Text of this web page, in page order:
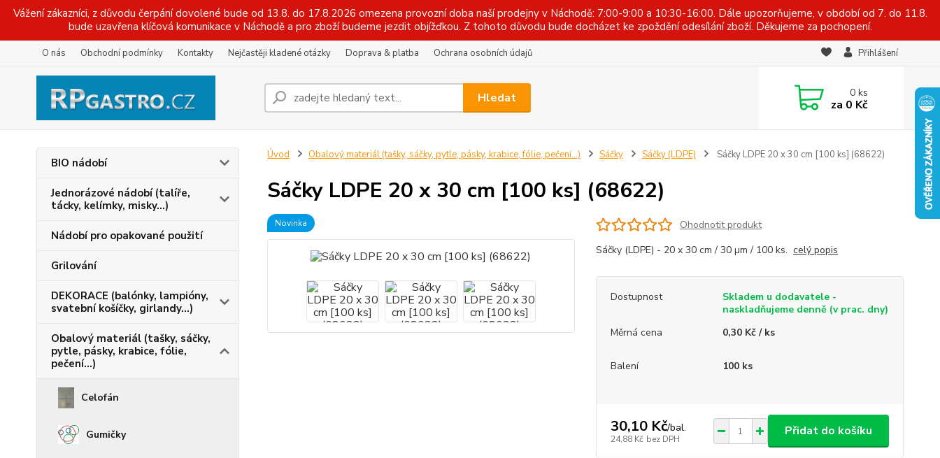
Vážení zákazníci, z důvodu čerpání dovolené bude od 13.8. do 17.8.2026 omezena provozní doba naší prodejny v Náchodě: 7:00-9:00 a 10:30-16:00. Dále upozorňujeme, v období od 7. do 11.8.
bude uzavřena klíčová komunikace v Náchodě a pro zboží budeme jezdit objížďkou. Z tohoto důvodu bude docházet ke zpoždění odesílání zboží. Děkujeme za pochopení.
O nás Obchodní podmínky Kontakty Nejčastěji kladené otázky Doprava & platba Ochrana osobních údajů Přihlášení
Hledat 0ks
za 0 Kč
BIO nádobí
Jednorázové nádobí (talíře,
tácky, kelímky, misky...)
Nádobí pro opakované použití
Grilování
DEKORACE (balónky, lampióny,
svatební košíčky, girlandy...)
Obalový materiál (tašky, sáčky,
pytle, pásky, krabice, fólie,
pečení...)
Celofán
Gumičky
Úvod Obalový materiál (tašky, sáčky, pytle, pásky, krabice, fólie, pečení...) Sáčky Sáčky (LDPE) Sáčky LDPE 20 x 30 cm [100 ks] (68622)
Sáčky LDPE 20 x 30 cm [100 ks] (68622)
Novinka
Ohodnotit produkt
Sáčky (LDPE) - 20 x 30 cm / 30 µm / 100 ks. celý popis
Dostupnost
Skladem u dodavatele -
naskladňujeme denně (v prac. dny)
Měrná cena
0,30 Kč / ks
Balení 100 ks
30,10 Kč/bal.
24,88 Kč bez DPH
Přidat do košíku